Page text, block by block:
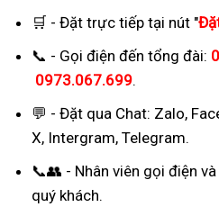
🛒 - Đặt trực tiếp tại nút "
📞 - Gọi điện đến tổng đài:
0973.067.699.
💬 - Đặt qua Chat: Zalo,
X, Intergram, Telegram.
📞👥 - Nhân viên gọi điện
quý khách.